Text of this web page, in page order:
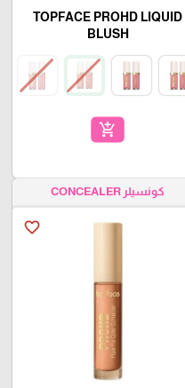
TOPFACE PROHD LIQUID
BLUSH
add_shopping_cart
كونسيلر CONCEALER
favorite_border